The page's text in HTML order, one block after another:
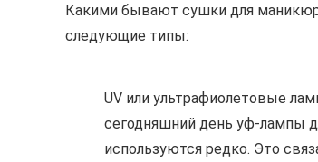
Какими бывают сушки для
следующие типы:
UV или ультрафиолетовые
сегодняшний день уф-лампы
используются редко. Это